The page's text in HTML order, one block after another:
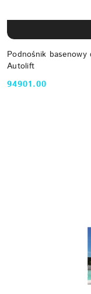
Podnośnik basenowy
Autolift
Cena:
94901.00